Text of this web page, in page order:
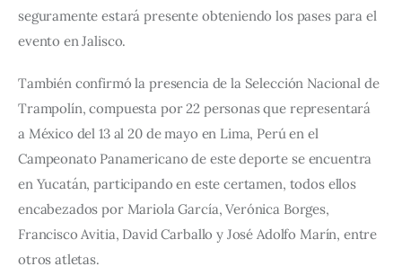
seguramente estará presente obteniendo los pases para el
evento en Jalisco.
También confirmó la presencia de la Selección Nacional de
Trampolín, compuesta por 22 personas que representará
a México del 13 al 20 de mayo en Lima, Perú en el
Campeonato Panamericano de este deporte se encuentra
en Yucatán, participando en este certamen, todos ellos
encabezados por Mariola García, Verónica Borges,
Francisco Avitia, David Carballo y José Adolfo Marín, entre
otros atletas.